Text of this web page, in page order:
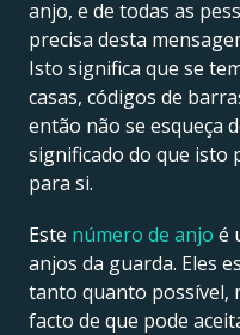
anjo, e de todas as
precisa desta
Isto significa que se
casas, códigos de
então não se esqueça
significado do que isto
para si.
Este número de anjo é
anjos da guarda. Eles
tanto quanto possível,
facto de que pode